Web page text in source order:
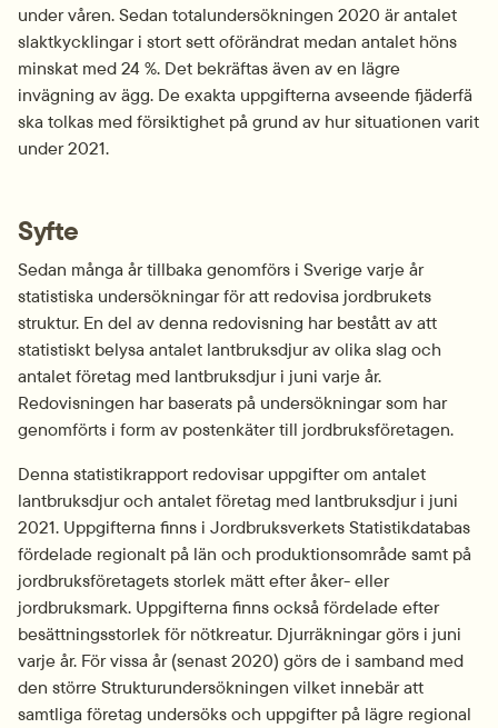
under våren. Sedan totalundersökningen 2020 är antalet
slaktkycklingar i stort sett oförändrat medan antalet höns
minskat med 24 %. Det bekräftas även av en lägre
invägning av ägg. De exakta uppgifterna avseende fjäderfä
ska tolkas med försiktighet på grund av hur situationen varit
under 2021.
Syfte
Sedan många år tillbaka genomförs i Sverige varje år
statistiska undersökningar för att redovisa jordbrukets
struktur. En del av denna redovisning har bestått av att
statistiskt belysa antalet lantbruksdjur av olika slag och
antalet företag med lantbruksdjur i juni varje år.
Redovisningen har baserats på undersökningar som har
genomförts i form av postenkäter till jordbruksföretagen.
Denna statistikrapport redovisar uppgifter om antalet
lantbruksdjur och antalet företag med lantbruksdjur i juni
2021. Uppgifterna finns i Jordbruksverkets Statistikdatabas
fördelade regionalt på län och produktionsområde samt på
jordbruksföretagets storlek mätt efter åker- eller
jordbruksmark. Uppgifterna finns också fördelade efter
besättningsstorlek för nötkreatur. Djurräkningar görs i juni
varje år. För vissa år (senast 2020) görs de i samband med
den större Strukturundersökningen vilket innebär att
samtliga företag undersöks och uppgifter på lägre regional